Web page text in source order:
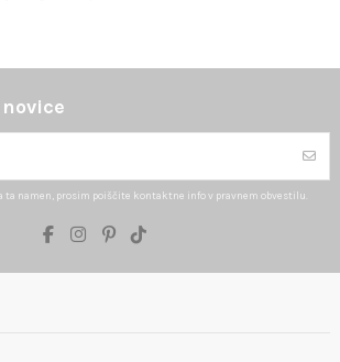
ta namen, prosim poiščite kontaktne info v pravnem obvestilu.